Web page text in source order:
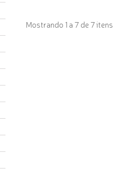
Mostrando 1 a 7 de 7 itens